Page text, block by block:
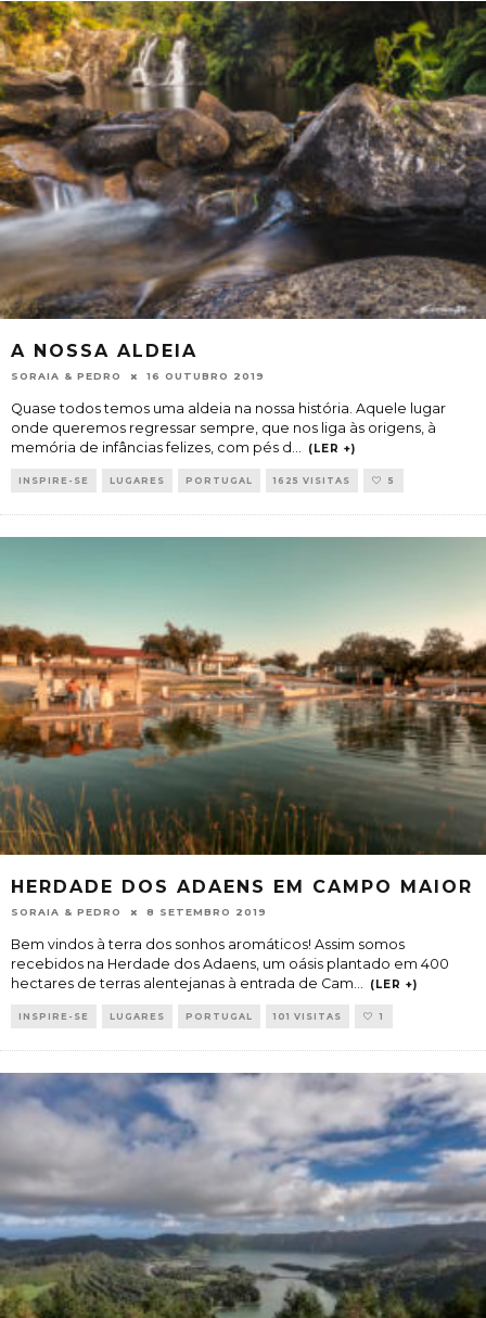
A NOSSA ALDEIA
SORAIA & PEDRO 16 OUTUBRO 2019
Quase todos temos uma aldeia na nossa história. Aquele lugar
onde queremos regressar sempre, que nos liga às origens, à
memória de infâncias felizes, com pés d ... (LER +)
INSPIRE-SE LUGARES PORTUGAL 1625 VISITAS 5
HERDADE DOS ADAENS EM CAMPO MAIOR
SORAIA & PEDRO 8 SETEMBRO 2019
Bem vindos à terra dos sonhos aromáticos! Assim somos
recebidos na Herdade dos Adaens, um oásis plantado em 400
hectares de terras alentejanas à entrada de Cam... (LER +)
INSPIRE-SE LUGARES PORTUGAL 101 VISITAS 1